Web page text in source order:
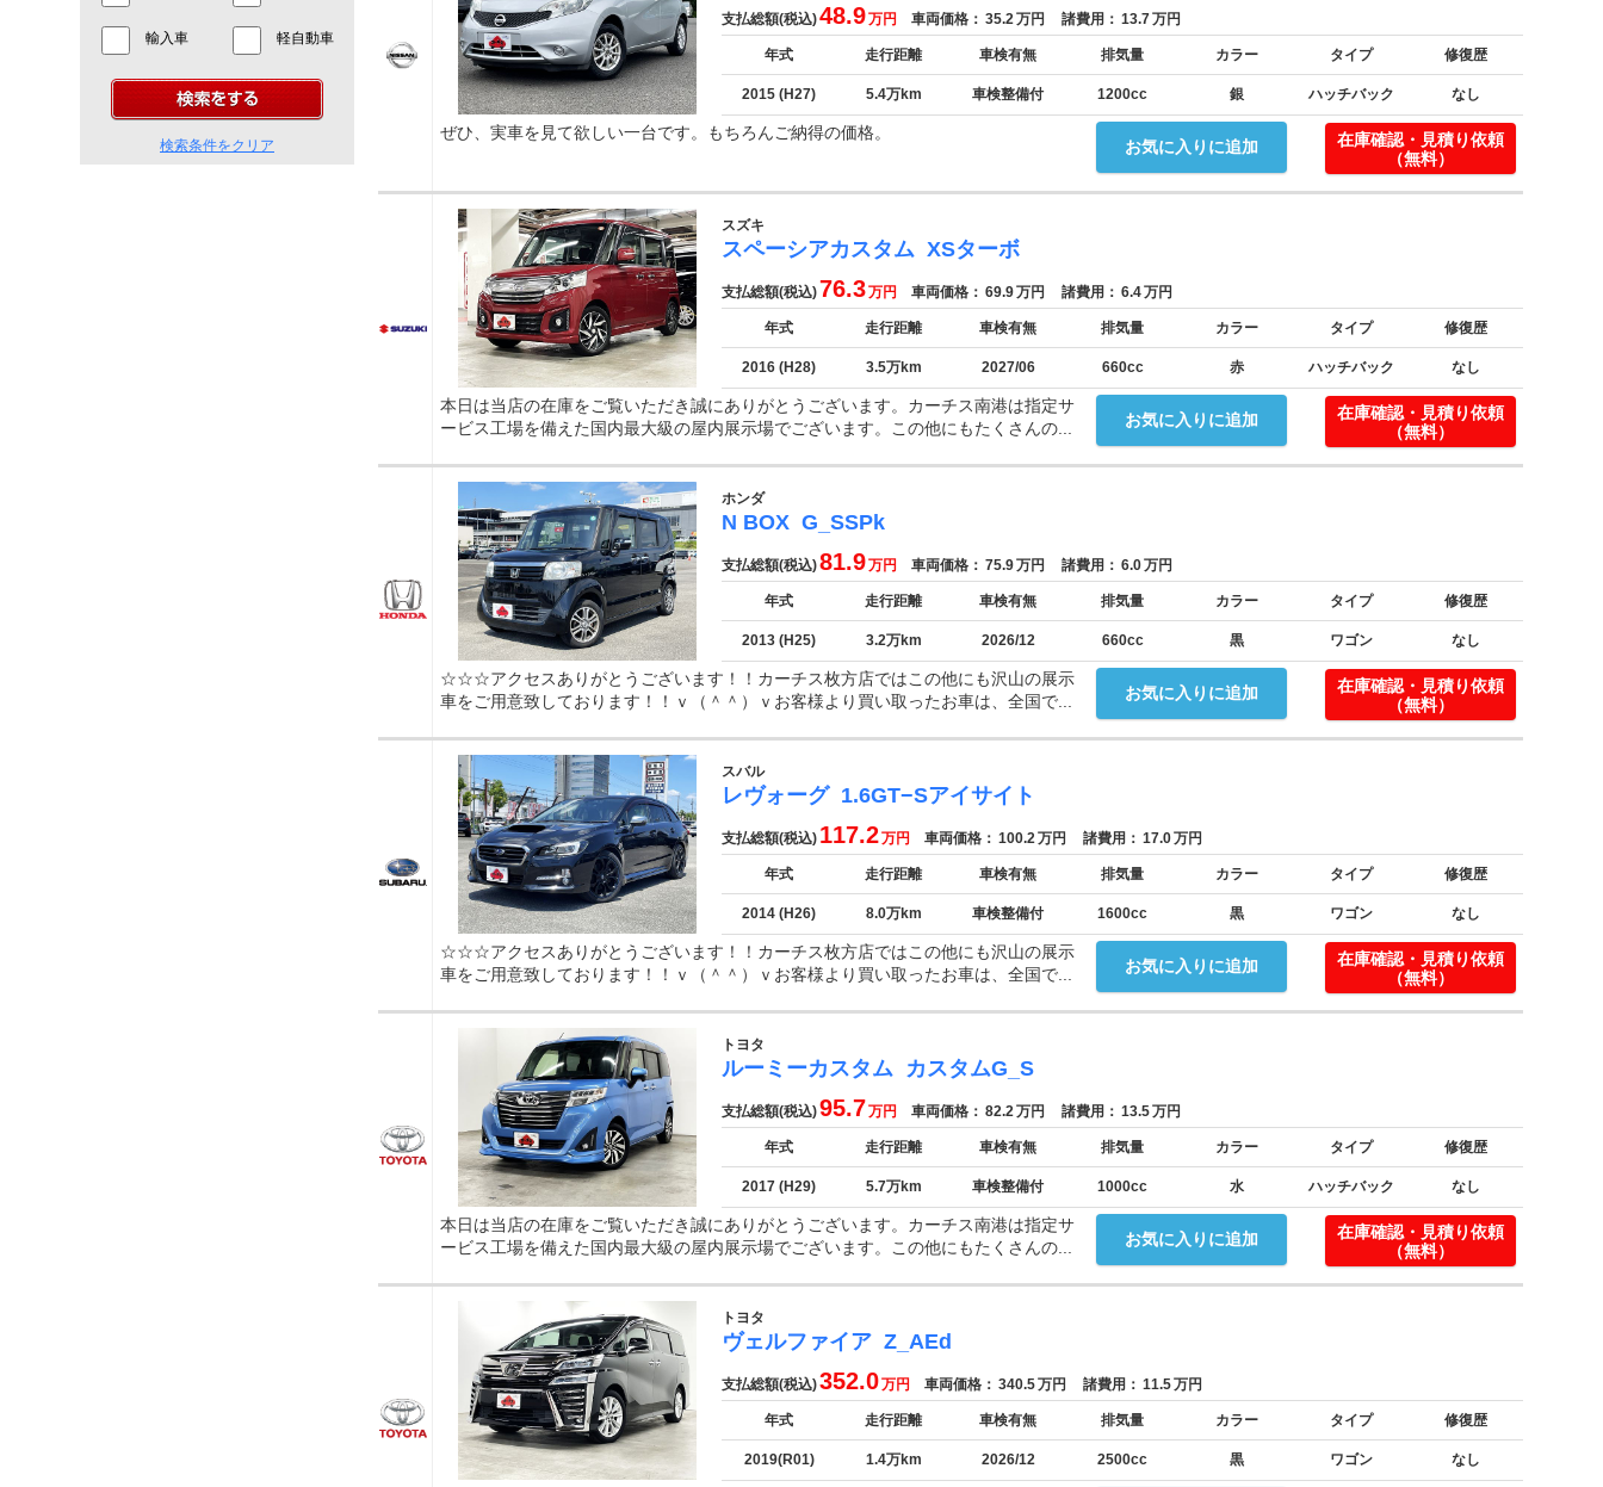
輸入車 軽自動車
検索条件をクリア
支払総額(税込)48.9万円 車両価格： 35.2万円 諸費用： 13.7万円
年式 走行距離 車検有無 排気量 カラー タイプ 修復歴
2015 (H27) 5.4万km 車検整備付 1200cc 銀 ハッチバック なし
お気に入りに追加
ぜひ、実車を見て欲しい一台です。もちろんご納得の価格。
在庫確認・見積り依頼
（無料）
スズキ
スペーシアカスタム XSターボ
支払総額(税込)76.3万円 車両価格： 69.9万円 諸費用： 6.4万円
年式 走行距離 車検有無 排気量 カラー タイプ 修復歴
2016 (H28) 3.5万km 2027/06 660cc 赤 ハッチバック なし
お気に入りに追加
本日は当店の在庫をご覧いただき誠にありがとうございます。カーチス南港は指定サ
ービス工場を備えた国内最大級の屋内展示場でございます。この他にもたくさんの...
在庫確認・見積り依頼
（無料）
ホンダ
N BOX G_SSPk
支払総額(税込)81.9万円 車両価格： 75.9万円 諸費用： 6.0万円
年式 走行距離 車検有無 排気量 カラー タイプ 修復歴
2013 (H25) 3.2万km 2026/12 660cc 黒 ワゴン なし
お気に入りに追加
☆☆☆アクセスありがとうございます！！カーチス枚方店ではこの他にも沢山の展示
車をご用意致しております！！ｖ（＾＾）ｖお客様より買い取ったお車は、全国で...
在庫確認・見積り依頼
（無料）
スバル
レヴォーグ 1.6GT−Sアイサイト
支払総額(税込) 117.2万円 車両価格： 100.2万円 諸費用： 17.0万円
年式 走行距離 車検有無 排気量 カラー タイプ 修復歴
2014 (H26) 8.0万km 車検整備付 1600cc 黒 ワゴン なし
お気に入りに追加
☆☆☆アクセスありがとうございます！！カーチス枚方店ではこの他にも沢山の展示
車をご用意致しております！！ｖ（＾＾）ｖお客様より買い取ったお車は、全国で...
在庫確認・見積り依頼
（無料）
トヨタ
ルーミーカスタム カスタムG_S
支払総額(税込)95.7万円 車両価格： 82.2万円 諸費用： 13.5万円
年式 走行距離 車検有無 排気量 カラー タイプ 修復歴
2017 (H29) 5.7万km 車検整備付 1000cc 水 ハッチバック なし
お気に入りに追加
本日は当店の在庫をご覧いただき誠にありがとうございます。カーチス南港は指定サ
ービス工場を備えた国内最大級の屋内展示場でございます。この他にもたくさんの...
在庫確認・見積り依頼
（無料）
トヨタ
ヴェルファイア Z_AEd
支払総額(税込)352.0万円 車両価格： 340.5万円 諸費用： 11.5万円
年式 走行距離 車検有無 排気量 カラー タイプ 修復歴
2019(R01) 1.4万km 2026/12 2500cc 黒 ワゴン なし